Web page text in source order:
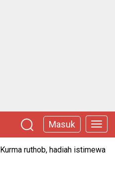
Masuk
Kurma ruthob, hadiah istimewa